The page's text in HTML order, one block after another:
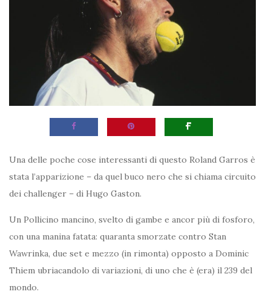
Una delle poche cose interessanti di questo Roland Garros è
stata l’apparizione – da quel buco nero che si chiama circuito
dei challenger – di Hugo Gaston.
Un Pollicino mancino, svelto di gambe e ancor più di fosforo,
con una manina fatata: quaranta smorzate contro Stan
Wawrinka, due set e mezzo (in rimonta) opposto a Dominic
Thiem ubriacandolo di variazioni, di uno che è (era) il 239 del
mondo.